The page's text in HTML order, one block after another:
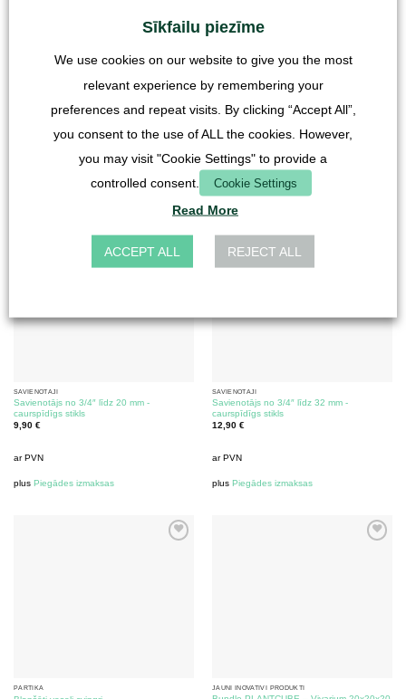
SKUDRU ARĒNAS
ANTCUBE Arena 60x30x60 ar bīdāmām
SAVIENOTĀJI
Izlietnes savienotājs 1 1/2″ līdz 50 mm -
19,90€
SAVIENOTĀJI
Savienotājs no 3/4″ līdz 20 mm -
caurspīdīgs stikls
9,90 €
ar PVN
plus Piegādes izmaksas
SAVIENOTĀJI
Savienotājs no 3/4″ līdz 32 mm -
caurspīdīgs stikls
12,90 €
ar PVN
plus Piegādes izmaksas
PĀRTIKA JAUNI INOVATĪVI PRODUKTI
Sīkfailu piezīme
We use cookies on our website to give you the most
relevant experience by remembering your
preferences and repeat visits. By clicking “Accept All”,
you consent to the use of ALL the cookies. However,
you may visit "Cookie Settings" to provide a
controlled consent.
Cookie Settings
Read More
ACCEPT ALL REJECT ALL